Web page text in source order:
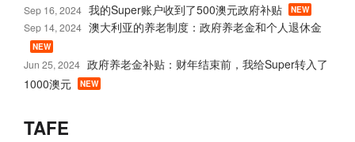
Sep 16, 2024 我的Super账户收到了500澳元政府补贴 NEW
Sep 14, 2024 澳大利亚的养老制度：政府养老金和个人退休金
NEW
Jun 25, 2024 政府养老金补贴：财年结束前，我给Super转入了
1000澳元
NEW
TAFE